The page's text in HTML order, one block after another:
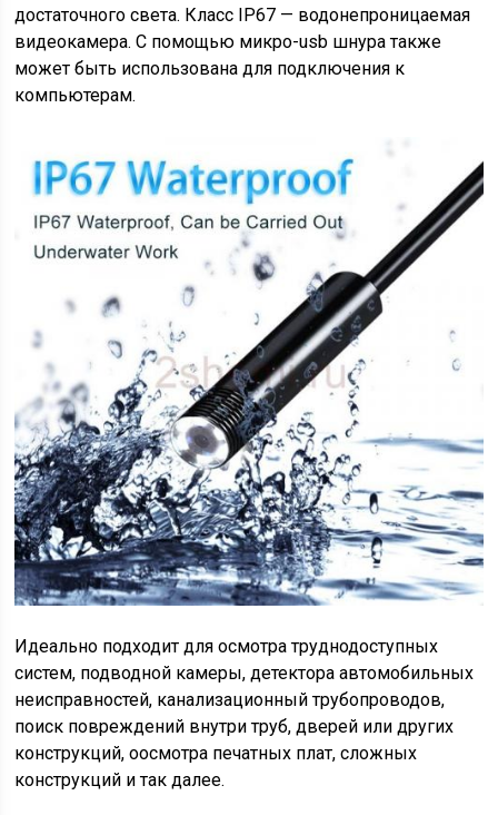
достаточного света. Класс IP67 — водонепроницаемая
видеокамера. С помощью микро-usb шнура также
может быть использована для подключения к
компьютерам.
Идеально подходит для осмотра труднодоступных
систем, подводной камеры, детектора автомобильных
неисправностей, канализационный трубопроводов,
поиск повреждений внутри труб, дверей или других
конструкций, оосмотра печатных плат, сложных
конструкций и так далее.